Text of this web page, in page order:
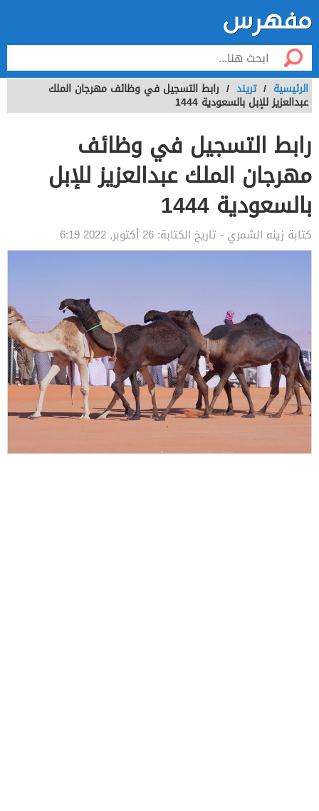
الرئيسية / تريند / رابط التسجيل في وظائف مهرجان الملك
عبدالعزيز للإبل بالسعودية 1444
رابط التسجيل في وظائف
مهرجان الملك عبدالعزيز للإبل
بالسعودية 1444
كتابة زينه الشمري - تاريخ الكتابة: 26 أكتوبر, 2022 6:19